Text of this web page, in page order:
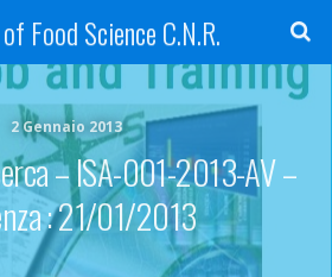
Food Science C.N.R.
2 Gennaio 2013
– ISA-001-2013-AV –
: 21/01/2013